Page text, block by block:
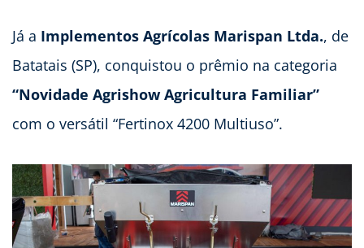
Já a Implementos Agrícolas Marispan Ltda., de
Batatais (SP), conquistou o prêmio na categoria
“Novidade Agrishow Agricultura Familiar”
com o versátil “Fertinox 4200 Multiuso”.